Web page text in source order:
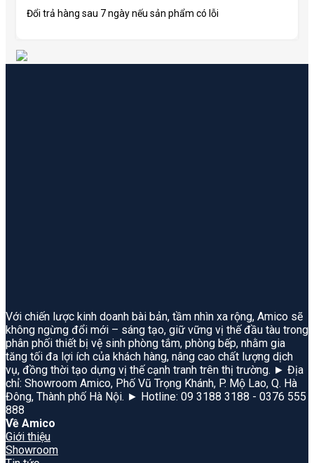
Đổi trả hàng sau 7 ngày nếu sản phẩm có lỗi
Với chiến lược kinh doanh bài bản, tầm nhìn xa rộng, Amico sẽ
không ngừng đổi mới – sáng tạo, giữ vững vị thế đầu tàu trong
phân phối thiết bị vệ sinh phòng tắm, phòng bếp, nhằm gia
tăng tối đa lợi ích của khách hàng, nâng cao chất lượng dịch
vụ, đồng thời tạo dựng vị thế cạnh tranh trên thị trường. ► Địa
chỉ: Showroom Amico, Phố Vũ Trọng Khánh, P. Mộ Lao, Q. Hà
Đông, Thành phố Hà Nội. ► Hotline: 09 3188 3188 - 0376 555
888
Về Amico
Giới thiệu
Showroom